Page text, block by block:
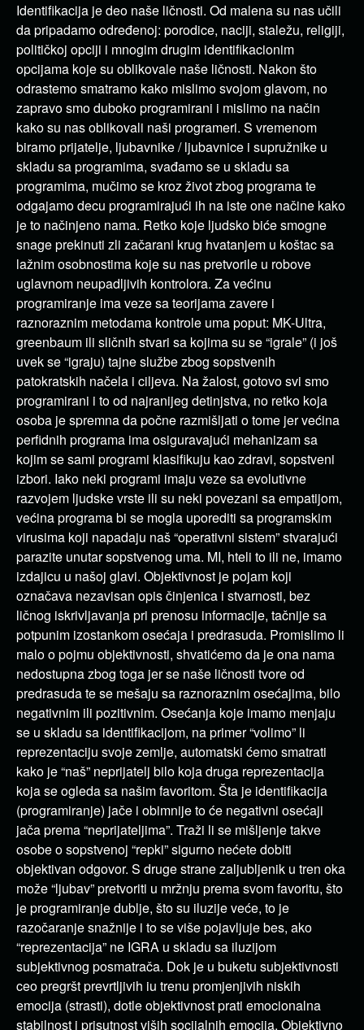
Identifikacija je deo naše ličnosti. Od malena su nas učili
da pripadamo određenoj: porodice, naciji, staležu, religiji,
političkoj opciji i mnogim drugim identifikacionim
opcijama koje su oblikovale naše ličnosti. Nakon što
odrastemo smatramo kako mislimo svojom glavom, no
zapravo smo duboko programirani i mislimo na način
kako su nas oblikovali naši programeri. S vremenom
biramo prijatelje, ljubavnike / ljubavnice i supružnike u
skladu sa programima, svađamo se u skladu sa
programima, mučimo se kroz život zbog programa te
odgajamo decu programirajući ih na iste one načine kako
je to načinjeno nama. Retko koje ljudsko biće smogne
snage prekinuti zli začarani krug hvatanjem u koštac sa
lažnim osobnostima koje su nas pretvorile u robove
uglavnom neupadljivih kontrolora. Za većinu
programiranje ima veze sa teorijama zavere i
raznoraznim metodama kontrole uma poput: MK-Ultra,
greenbaum ili sličnih stvari sa kojima su se “igrale” (i još
uvek se “igraju) tajne službe zbog sopstvenih
patokratskih načela i ciljeva. Na žalost, gotovo svi smo
programirani i to od najranijeg detinjstva, no retko koja
osoba je spremna da počne razmišljati o tome jer većina
perfidnih programa ima osiguravajući mehanizam sa
kojim se sami programi klasifikuju kao zdravi, sopstveni
izbori. Iako neki programi imaju veze sa evolutivne
razvojem ljudske vrste ili su neki povezani sa empatijom,
većina programa bi se mogla uporediti sa programskim
virusima koji napadaju naš “operativni sistem” stvarajući
parazite unutar sopstvenog uma. MI, hteli to ili ne, imamo
izdajicu u našoj glavi. Objektivnost je pojam koji
označava nezavisan opis činjenica i stvarnosti, bez
ličnog iskrivljavanja pri prenosu informacije, tačnije sa
potpunim izostankom osećaja i predrasuda. Promislimo li
malo o pojmu objektivnosti, shvatićemo da je ona nama
nedostupna zbog toga jer se naše ličnosti tvore od
predrasuda te se mešaju sa raznoraznim osećajima, bilo
negativnim ili pozitivnim. Osećanja koje imamo menjaju
se u skladu sa identifikacijom, na primer “volimo” li
reprezentaciju svoje zemlje, automatski ćemo smatrati
kako je “naš” neprijatelj bilo koja druga reprezentacija
koja se ogleda sa našim favoritom. Šta je identifikacija
(programiranje) jače i obimnije to će negativni osećaji
jača prema “neprijateljima”. Traži li se mišljenje takve
osobe o sopstvenoj “repki” sigurno nećete dobiti
objektivan odgovor. S druge strane zaljubljenik u tren oka
može “ljubav” pretvoriti u mržnju prema svom favoritu, što
je programiranje dublje, što su iluzije veće, to je
razočaranje snažnije i to se više pojavljuje bes, ako
“reprezentacija” ne IGRA u skladu sa iluzijom
subjektivnog posmatrača. Dok je u buketu subjektivnosti
ceo pregršt prevrtljivih iu trenu promjenjivih niskih
emocija (strasti), dotle objektivnost prati emocionalna
stabilnost i prisutnost viših socijalnih emocija. Objektivno